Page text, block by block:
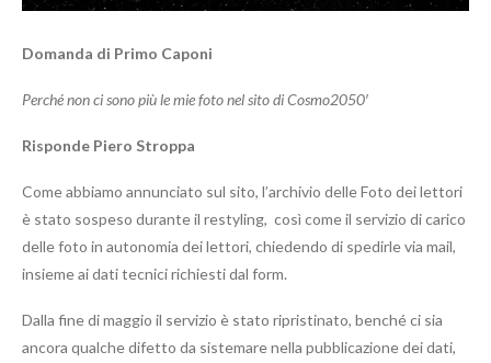
Domanda di Primo Caponi
Perché non ci sono più le mie foto nel sito di Cosmo2050′
Risponde Piero Stroppa
Come abbiamo annunciato sul sito, l’archivio delle Foto dei lettori
è stato sospeso durante il restyling, così come il servizio di carico
delle foto in autonomia dei lettori, chiedendo di spedirle via mail,
insieme ai dati tecnici richiesti dal form.
Dalla fine di maggio il servizio è stato ripristinato, benché ci sia
ancora qualche difetto da sistemare nella pubblicazione dei dati,